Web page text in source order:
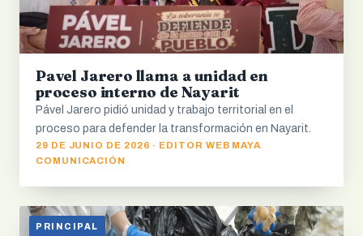
Pavel Jarero llama a unidad en
proceso interno de Nayarit
Pável Jarero pidió unidad y trabajo territorial en el
proceso para defender la transformación en Nayarit.
29 DE JUNIO DE 2026 · EDITOR WEB MAYA
COMUNICACIÓN
PRINCIPAL